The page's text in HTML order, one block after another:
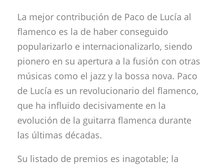
La mejor contribución de Paco de Lucía al
flamenco es la de haber conseguido
popularizarlo e internacionalizarlo, siendo
pionero en su apertura a la fusión con otras
músicas como el jazz y la bossa nova. Paco
de Lucía es un revolucionario del flamenco,
que ha influido decisivamente en la
evolución de la guitarra flamenca durante
las últimas décadas.
Su listado de premios es inagotable; la